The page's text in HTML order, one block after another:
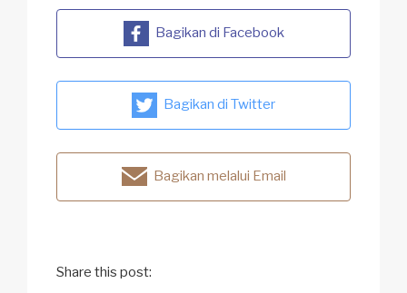
Bagikan di Facebook
Bagikan di Twitter
Bagikan melalui Email
Share this post: